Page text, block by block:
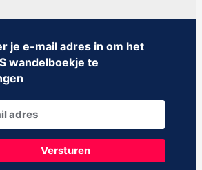
je e-mail adres in om het
wandelboekje te
Versturen